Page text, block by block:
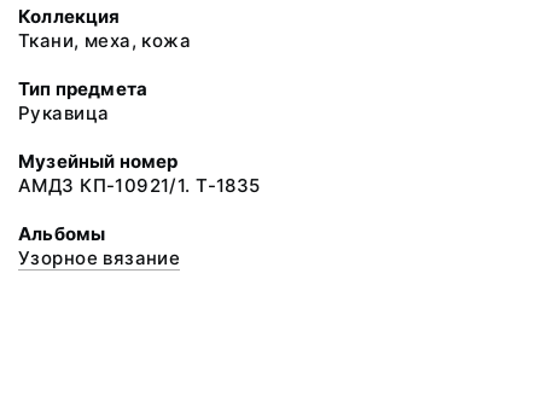
Коллекция
Ткани, меха, кожа
Тип предмета
Рукавица
Музейный номер
АМДЗ КП-10921/1. Т-1835
Альбомы
Узорное вязание